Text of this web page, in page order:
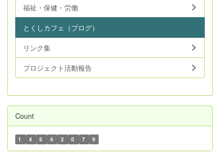
福祉・保健・労働
とくしカフェ（ブログ）
リンク集
プロジェクト活動報告
Count
1 4 5 4 2 0 7 9